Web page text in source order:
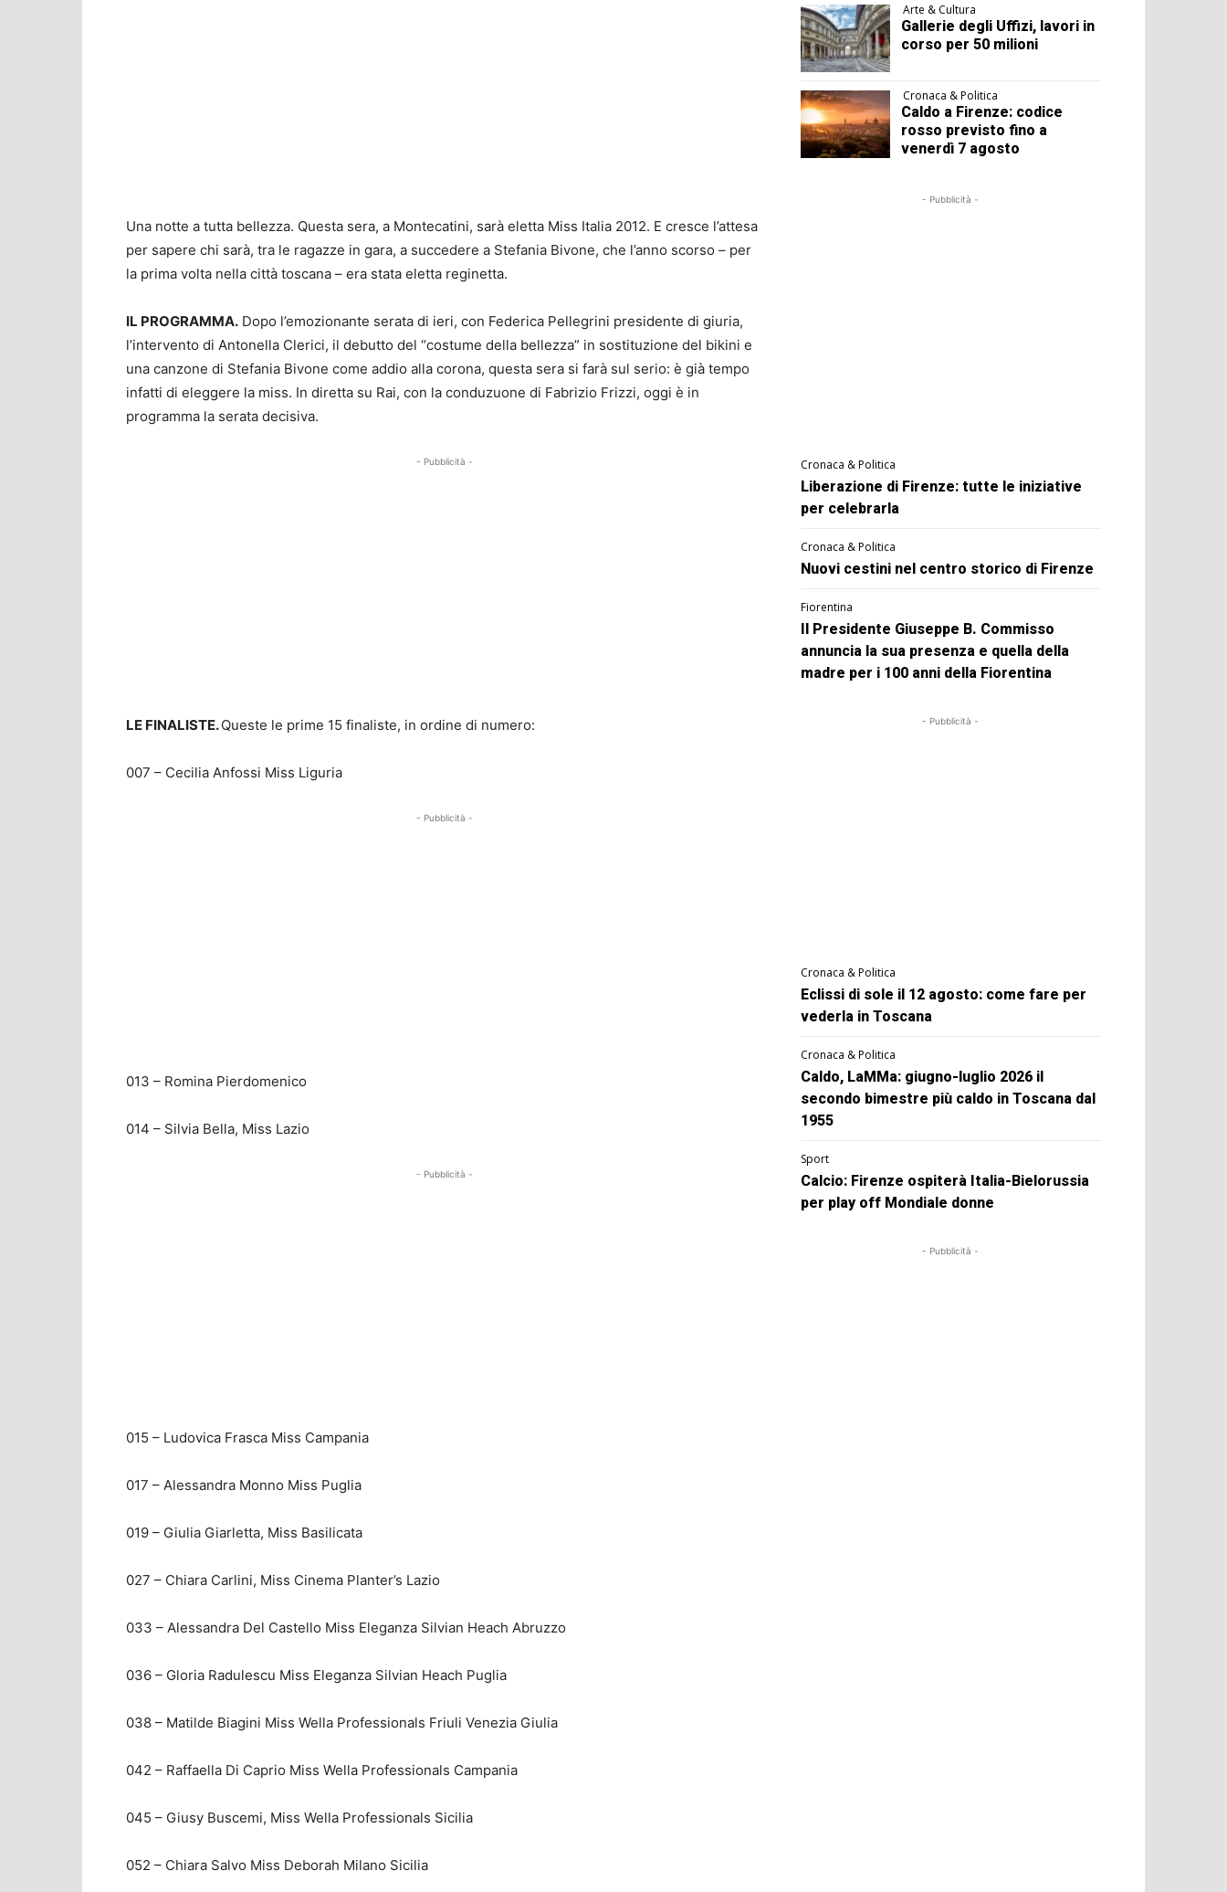
Una notte a tutta bellezza. Questa sera, a Montecatini, sarà eletta Miss Italia 2012. E cresce l’attesa
per sapere chi sarà, tra le ragazze in gara, a succedere a Stefania Bivone, che l’anno scorso – per
la prima volta nella città toscana – era stata eletta reginetta.
IL PROGRAMMA. Dopo l’emozionante serata di ieri, con Federica Pellegrini presidente di giuria,
l’intervento di Antonella Clerici, il debutto del “costume della bellezza” in sostituzione del bikini e
una canzone di Stefania Bivone come addio alla corona, questa sera si farà sul serio: è già tempo
infatti di eleggere la miss. In diretta su Rai, con la conduzuone di Fabrizio Frizzi, oggi è in
programma la serata decisiva.
- Pubblicità -
LE FINALISTE.Queste le prime 15 finaliste, in ordine di numero:
007 – Cecilia Anfossi Miss Liguria
- Pubblicità -
013 – Romina Pierdomenico
014 – Silvia Bella, Miss Lazio
- Pubblicità -
015 – Ludovica Frasca Miss Campania
017 – Alessandra Monno Miss Puglia
019 – Giulia Giarletta, Miss Basilicata
027 – Chiara Carlini, Miss Cinema Planter’s Lazio
033 – Alessandra Del Castello Miss Eleganza Silvian Heach Abruzzo
036 – Gloria Radulescu Miss Eleganza Silvian Heach Puglia
038 – Matilde Biagini Miss Wella Professionals Friuli Venezia Giulia
042 – Raffaella Di Caprio Miss Wella Professionals Campania
045 – Giusy Buscemi, Miss Wella Professionals Sicilia
052 – Chiara Salvo Miss Deborah Milano Sicilia
Arte & Cultura
Gallerie degli Uffizi, lavori in
corso per 50 milioni
Cronaca & Politica
Caldo a Firenze: codice
rosso previsto fino a
venerdì 7 agosto
- Pubblicità -
Cronaca & Politica
Liberazione di Firenze: tutte le iniziative
per celebrarla
Cronaca & Politica
Nuovi cestini nel centro storico di Firenze
Fiorentina
Il Presidente Giuseppe B. Commisso
annuncia la sua presenza e quella della
madre per i 100 anni della Fiorentina
- Pubblicità -
Cronaca & Politica
Eclissi di sole il 12 agosto: come fare per
vederla in Toscana
Cronaca & Politica
Caldo, LaMMa: giugno-luglio 2026 il
secondo bimestre più caldo in Toscana dal
1955
Sport
Calcio: Firenze ospiterà Italia-Bielorussia
per play off Mondiale donne
- Pubblicità -